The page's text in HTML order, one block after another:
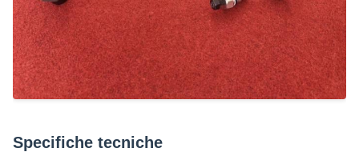
Specifiche tecniche